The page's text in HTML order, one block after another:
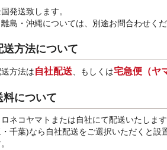
発送致します。
島・沖縄については、別途お問合わせくだ
送方法について
方法は自社配送、もしくは宅急便（ヤ
料について
ネコヤマトまたは自社にて配送いたしま
千葉)なら自社配送をご選択いただくと設